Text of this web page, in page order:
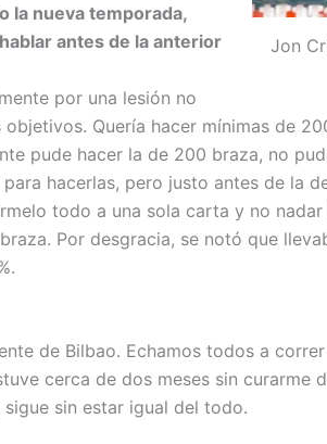
Jon
la nueva temporada,
antes de la anterior
por una lesión no
Quería hacer mínimas de
pude hacer la de 200 braza, no
hacerlas, pero justo antes de la
todo a una sola carta y no
Por desgracia, se notó que
de Bilbao. Echamos todos a
cerca de dos meses sin curarme
sin estar igual del todo.